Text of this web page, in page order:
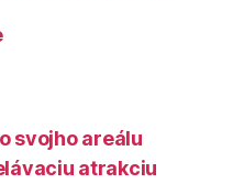
svojho areálu
atrakciu